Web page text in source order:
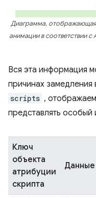
Диаграмма,
анимации в соответствии с
Вся эта информация
причинах замедления
scripts ,
представлять особый
Ключ
объекта
атрибуции
скрипта
Данные